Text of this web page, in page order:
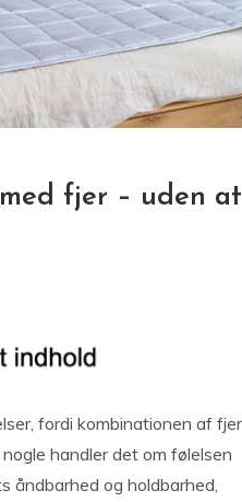
fjer – uden at
fordi kombinationen af fjer
handler det om følelsen
åndbarhed og holdbarhed,